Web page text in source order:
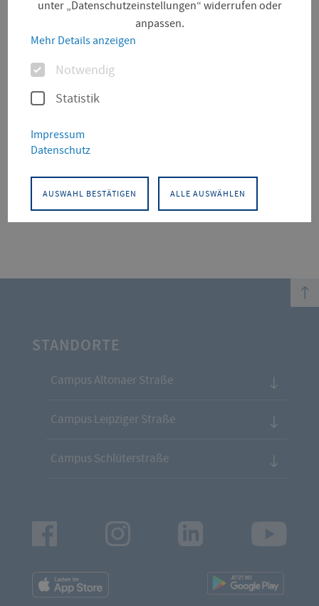
Projekt (0)
Für diese Facette hat die Suche keine Treffer
top
STANDORTE
Campus Altonaer Straße
Campus Leipziger Straße
Campus Schlüterstraße
Instagram LinkedIn
unter „Datenschutzeinstellungen“ widerrufen oder
anpassen.
Mehr Details anzeigen
OptionenNotwendig
Statistik
Impressum
Datenschutz
AUSWAHL BESTÄTIGEN ALLE AUSWÄHLEN